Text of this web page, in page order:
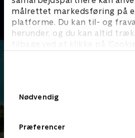
målrettet markedsføring på
platforme. Du kan til- og
herunder, og du kan altid
tilbage ved at klikke på
Nødvendig
Præferencer
Dokumentar • 1 sæsoner